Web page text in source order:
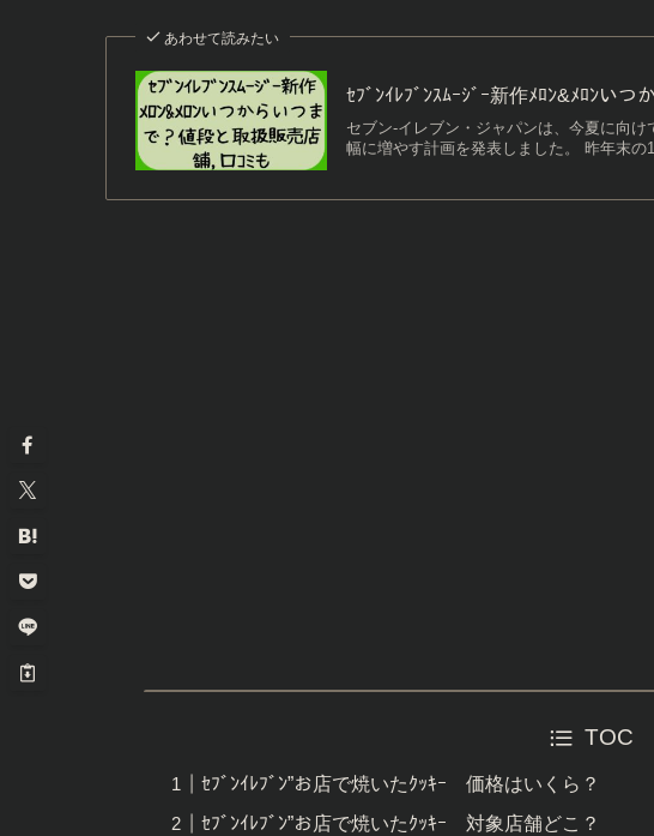
あわせて読みたい
ｾﾌﾞﾝｲﾚﾌﾞﾝｽﾑｰｼﾞｰ新作ﾒﾛﾝ&ﾒﾛﾝい
セブン-イレブン・ジャパンは、今夏に向
幅に増やす計画を発表しました。 昨年末の
TOC
ｾﾌﾞﾝｲﾚﾌﾞﾝ”お店で焼いたｸｯｷｰ 価格はいくら？
ｾﾌﾞﾝｲﾚﾌﾞﾝ”お店で焼いたｸｯｷｰ 対象店舗どこ？